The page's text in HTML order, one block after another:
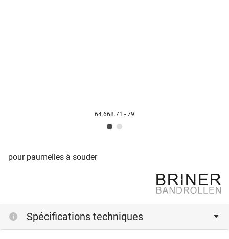
64.668.71 - 79
pour paumelles à souder
Spécifications techniques